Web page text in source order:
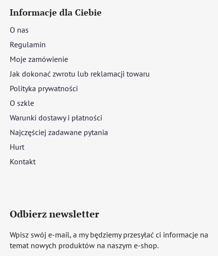
Informacje dla Ciebie
O nas
Regulamin
Moje zamówienie
Jak dokonać zwrotu lub reklamacji towaru
Polityka prywatności
O szkle
Warunki dostawy i płatności
Najczęściej zadawane pytania
Hurt
Kontakt
Odbierz newsletter
Wpisz swój e-mail, a my będziemy przesyłać ci informacje na
temat nowych produktów na naszym e-shop.